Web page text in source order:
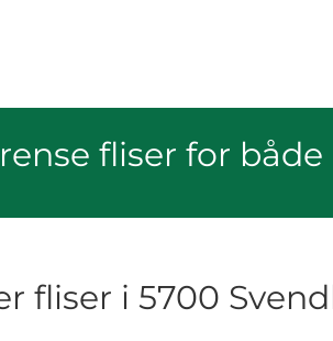
fliser for
fliser i 5700